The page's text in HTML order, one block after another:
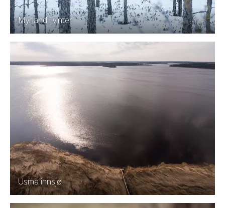
Myrland i vinter
Usma innsjø